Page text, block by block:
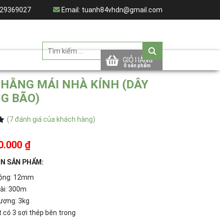
Email: tuanh84vhdn@gmail.com
GIỎ HÀNG
MÁI NHÀ KÍNH (DÂY
BÃO)
(7đánh giá của khách hàng)
₫
SẢN PHẨM:
12mm
300m
3kg
có 3 sợi thép bên trong